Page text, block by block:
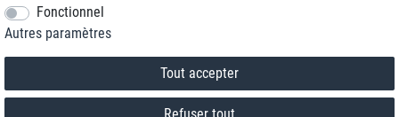
* Vous pouvez nous joindre aux tarifs locaux du lundi au vendredi de 9h à 18h.
Fonctionnel
Autres paramètres
Tout accepter